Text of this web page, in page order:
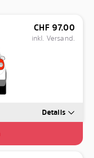
CHF 97.00
inkl. Versand.
Details